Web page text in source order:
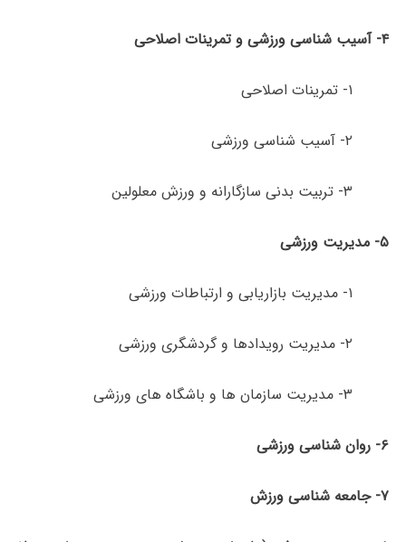
۴- آسیب­ شناسی ورزشی و تمرینات اصلاحی
۱- تمرینات اصلاحی
۲- آسیب شناسی ورزشی
۳- تربیت ­بدنی سازگارانه و ورزش معلولین
۵- مدیریت ورزشی
۱- مدیریت بازاریابی و ارتباطات ورزشی
۲- مدیریت رویدادها و گردشگری ورزشی
۳- مدیریت سازمان ها و باشگاه های ورزشی
۶- روان شناسی ورزشی
۷- جامعه شناسی ورزش